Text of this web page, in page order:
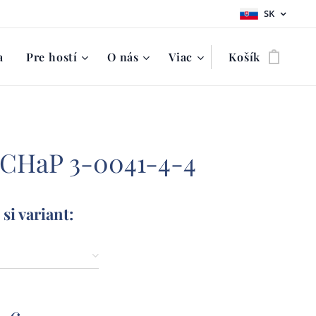
SK
Pre hostí O nás Viac Košík
3-0041-4-4
variant: